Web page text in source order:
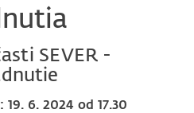
SEVER -
6. 2024 od 17.30